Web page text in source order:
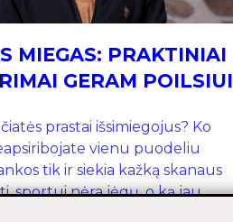
MIEGAS: PRAKTINIAI
GERAM POILSIUI
prastai išsimiegojus? Ko
vienu puodeliu
tik ir siekia kažką skanaus
sportui nėra jėgų, o ką jau